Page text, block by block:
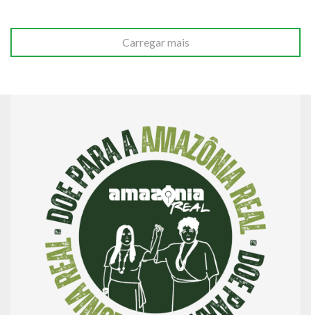
Carregar mais